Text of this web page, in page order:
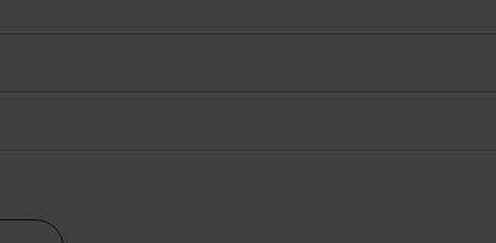
R9270 Hyd.Disc